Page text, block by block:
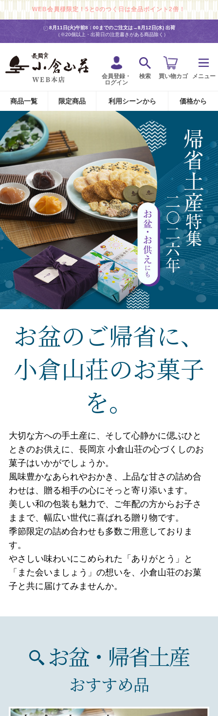
WEB会員様限定！5と0のつく日は全品ポイント2倍！
8月11日(火)午前8：00までのご注文は→8月12日(水) 出荷
（※20個以上・出荷日の注意書きがある商品除く）
会員登録・
ログイン
検索 買い物カゴ メニュー
商品一覧 限定商品 利用シーンから 価格から
お盆のご帰省に、
小倉山荘のお菓子
を。
大切な方への手土産に、そして心静かに偲ぶひと
ときのお供えに、長岡京 小倉山荘の心づくしのお
菓子はいかがでしょうか。
風味豊かなあられやおかき、上品な甘さの詰め合
わせは、贈る相手の心にそっと寄り添います。
美しい和の包装も魅力で、ご年配の方からお子さ
ままで、幅広い世代に喜ばれる贈り物です。
季節限定の詰め合わせも多数ご用意しておりま
す。
やさしい味わいにこめられた「ありがとう」と
「また会いましょう」の想いを、小倉山荘のお菓
子と共に届けてみませんか。
お盆・帰省土産
おすすめ品